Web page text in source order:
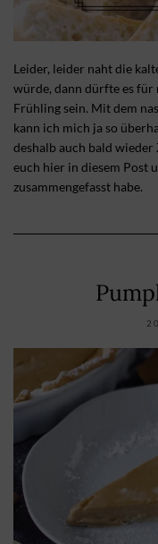
Leider, leider naht die
würde, dann dürfte es für
Frühling sein. Mit dem
kann ich mich ja so
deshalb auch bald
euch hier in diesem Post
zusammengefasst habe.